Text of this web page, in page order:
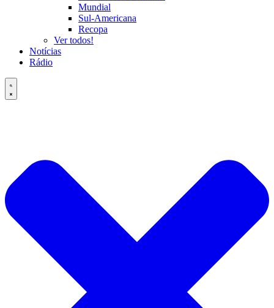
Mundial
Sul-Americana
Recopa
Ver todos!
Notícias
Rádio